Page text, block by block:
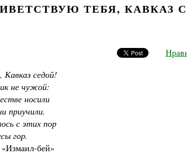
ТЕБЯ, КАВКАЗ
седой!
не чужой:
носили
приучили.
с этих пор
гор.
бей»